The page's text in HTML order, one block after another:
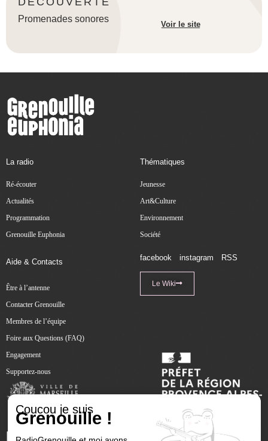
Promenades sonores
Voir le site
La radio
Ré-écouter
Actualités
Programmation
Grenouille Euphonia
Thématiques
Jeunesse
Art&Culture
Environnement
Société
Aide & Contacts
Être à l’antenne
Contacter Grenouille
Membres de l’équipe
Foire aux Questions (FAQ)
Engagement
Supportez-nous
facebook instagram RSS
Le Wiki
Coucou je suis
Grenouille !